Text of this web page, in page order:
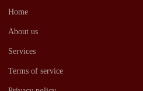
Home
About us
Services
Terms of service